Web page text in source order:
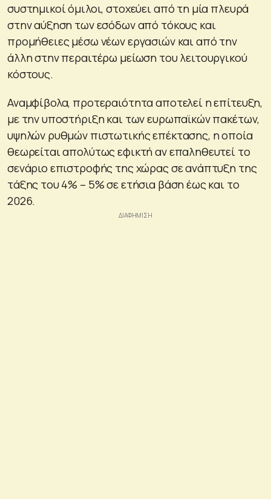
συστημικοί όμιλοι, στοχεύει από τη μία πλευρά
στην αύξηση των εσόδων από τόκους και
προμήθειες μέσω νέων εργασιών και από την
άλλη στην περαιτέρω μείωση του λειτουργικού
κόστους.
Αναμφίβολα, προτεραιότητα αποτελεί η επίτευξη,
με την υποστήριξη και των ευρωπαϊκών πακέτων,
υψηλών ρυθμών πιστωτικής επέκτασης, η οποία
θεωρείται απολύτως εφικτή αν επαληθευτεί το
σενάριο επιστροφής της χώρας σε ανάπτυξη της
τάξης του 4% – 5% σε ετήσια βάση έως και το
2026.